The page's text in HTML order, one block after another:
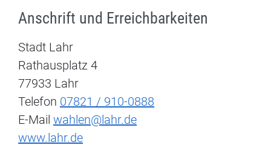
Anschrift und Erreichbarkeiten
Stadt Lahr
Rathausplatz 4
77933 Lahr
Telefon 07821 / 910-0888
E-Mail wahlen@lahr.de
www.lahr.de